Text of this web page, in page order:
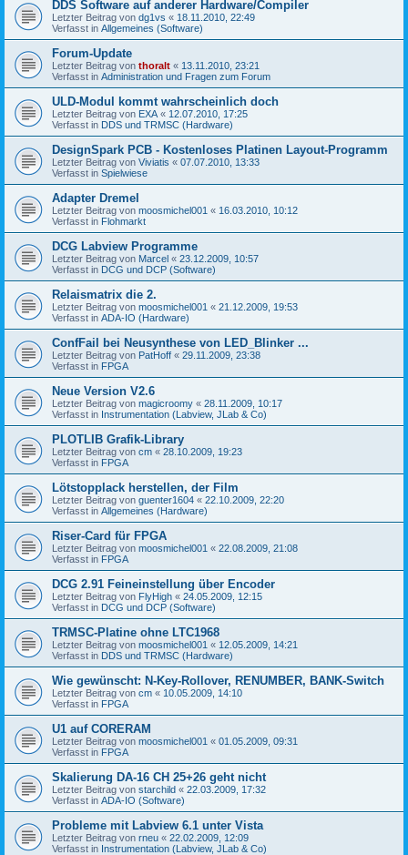
DDS Software auf anderer Hardware/Compiler
Letzter Beitrag von dg1vs « 18.11.2010, 22:49
Verfasst in Allgemeines (Software)
Forum-Update
Letzter Beitrag von thoralt « 13.11.2010, 23:21
Verfasst in Administration und Fragen zum Forum
ULD-Modul kommt wahrscheinlich doch
Letzter Beitrag von EXA « 12.07.2010, 17:25
Verfasst in DDS und TRMSC (Hardware)
DesignSpark PCB - Kostenloses Platinen Layout-Programm
Letzter Beitrag von Viviatis « 07.07.2010, 13:33
Verfasst in Spielwiese
Adapter Dremel
Letzter Beitrag von moosmichel001 « 16.03.2010, 10:12
Verfasst in Flohmarkt
DCG Labview Programme
Letzter Beitrag von Marcel « 23.12.2009, 10:57
Verfasst in DCG und DCP (Software)
Relaismatrix die 2.
Letzter Beitrag von moosmichel001 « 21.12.2009, 19:53
Verfasst in ADA-IO (Hardware)
ConfFail bei Neusynthese von LED_Blinker ...
Letzter Beitrag von PatHoff « 29.11.2009, 23:38
Verfasst in FPGA
Neue Version V2.6
Letzter Beitrag von magicroomy « 28.11.2009, 10:17
Verfasst in Instrumentation (Labview, JLab & Co)
PLOTLIB Grafik-Library
Letzter Beitrag von cm « 28.10.2009, 19:23
Verfasst in FPGA
Lötstopplack herstellen, der Film
Letzter Beitrag von guenter1604 « 22.10.2009, 22:20
Verfasst in Allgemeines (Hardware)
Riser-Card für FPGA
Letzter Beitrag von moosmichel001 « 22.08.2009, 21:08
Verfasst in FPGA
DCG 2.91 Feineinstellung über Encoder
Letzter Beitrag von FlyHigh « 24.05.2009, 12:15
Verfasst in DCG und DCP (Software)
TRMSC-Platine ohne LTC1968
Letzter Beitrag von moosmichel001 « 12.05.2009, 14:21
Verfasst in DDS und TRMSC (Hardware)
Wie gewünscht: N-Key-Rollover, RENUMBER, BANK-Switch
Letzter Beitrag von cm « 10.05.2009, 14:10
Verfasst in FPGA
U1 auf CORERAM
Letzter Beitrag von moosmichel001 « 01.05.2009, 09:31
Verfasst in FPGA
Skalierung DA-16 CH 25+26 geht nicht
Letzter Beitrag von starchild « 22.03.2009, 17:32
Verfasst in ADA-IO (Software)
Probleme mit Labview 6.1 unter Vista
Letzter Beitrag von rneu « 22.02.2009, 12:09
Verfasst in Instrumentation (Labview, JLab & Co)